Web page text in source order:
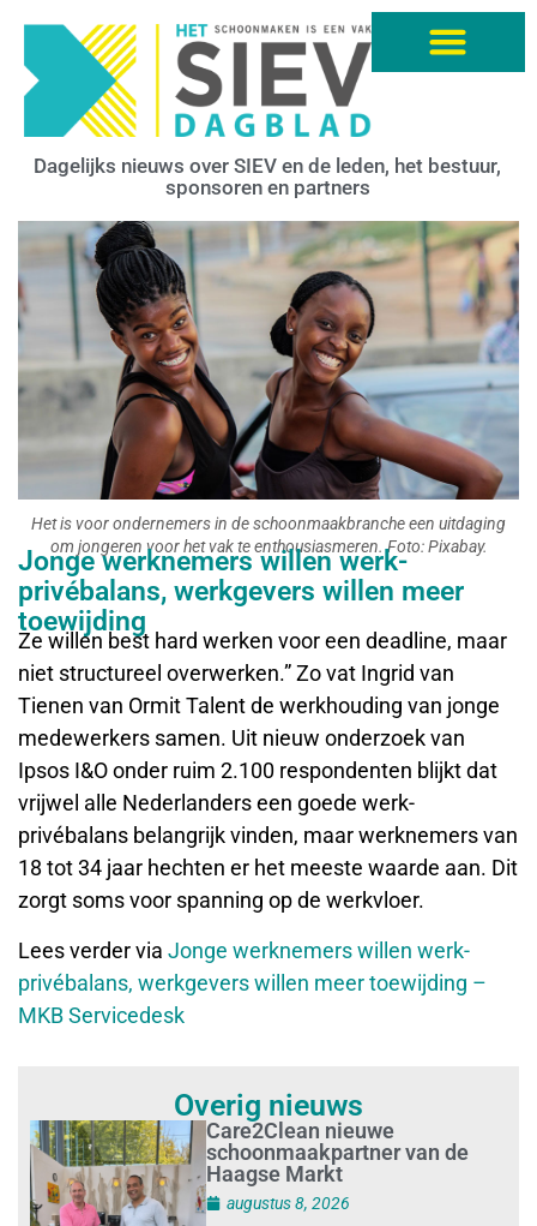
Dagelijks nieuws over SIEV en de leden, het bestuur,
sponsoren en partners
Het is voor ondernemers in de schoonmaakbranche een uitdaging
om jongeren voor het vak te enthousiasmeren. Foto: Pixabay.
Jonge werknemers willen werk-
privébalans, werkgevers willen meer
toewijding
Ze willen best hard werken voor een deadline, maar
niet structureel overwerken.” Zo vat Ingrid van
Tienen van Ormit Talent de werkhouding van jonge
medewerkers samen. Uit nieuw onderzoek van
Ipsos I&O onder ruim 2.100 respondenten blijkt dat
vrijwel alle Nederlanders een goede werk-
privébalans belangrijk vinden, maar werknemers van
18 tot 34 jaar hechten er het meeste waarde aan. Dit
zorgt soms voor spanning op de werkvloer.
Lees verder via Jonge werknemers willen werk-
privébalans, werkgevers willen meer toewijding –
MKB Servicedesk
Overig nieuws
Care2Clean nieuwe
schoonmaakpartner van de
Haagse Markt
augustus 8, 2026